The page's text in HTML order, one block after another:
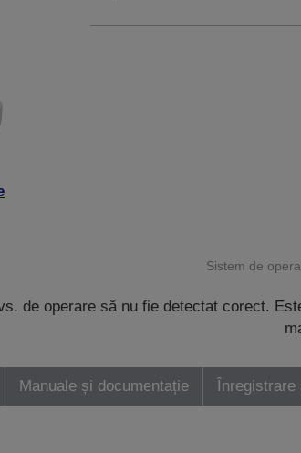
Sistem de
de operare să nu fie detectat corect.
Manuale și documentație